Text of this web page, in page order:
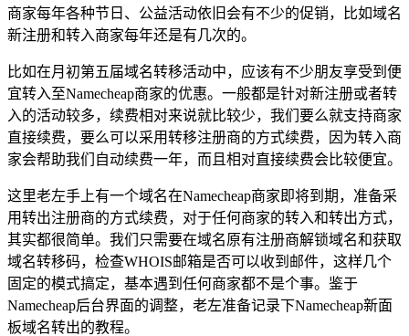
商家每年各种节日、公益活动依旧会有不少的促销，比如域名
新注册和转入商家每年还是有几次的。
比如在月初第五届域名转移活动中，应该有不少朋友享受到便
宜转入至Namecheap商家的优惠。一般都是针对新注册或者转
入的活动较多，续费相对来说就比较少，我们要么就支持商家
直接续费，要么可以采用转移注册商的方式续费，因为转入商
家会帮助我们自动续费一年，而且相对直接续费会比较便宜。
这里老左手上有一个域名在Namecheap商家即将到期，准备采
用转出注册商的方式续费，对于任何商家的转入和转出方式，
其实都很简单。我们只需要在域名原有注册商解锁域名和获取
域名转移码，检查WHOIS邮箱是否可以收到邮件，这样几个
固定的模式搞定，基本遇到任何商家都不是个事。鉴于
Namecheap后台界面的调整，老左准备记录下Namecheap新面
板域名转出的教程。